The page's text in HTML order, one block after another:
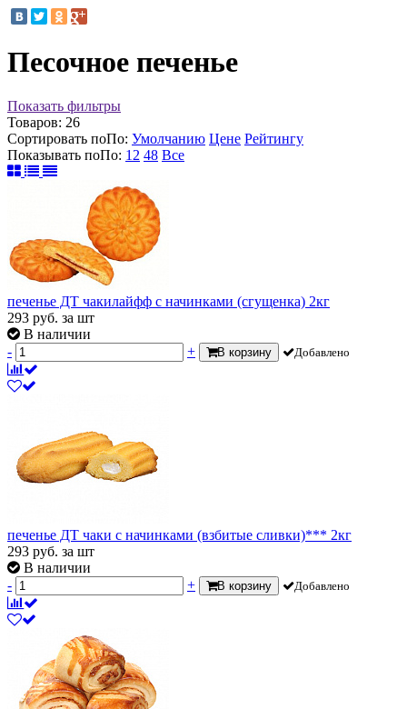
Песочное печенье
Показать фильтры
Товаров: 26
Сортировать поПо: Умолчанию Цене Рейтингу
Показывать поПо: 12 48 Все
печенье ДТ чакилайфф с начинками (сгущенка) 2кг
293 руб. за шт
В наличии
-
+ В корзину Добавлено
печенье ДТ чаки с начинками (взбитые сливки)*** 2кг
293 руб. за шт
В наличии
-
+ В корзину Добавлено